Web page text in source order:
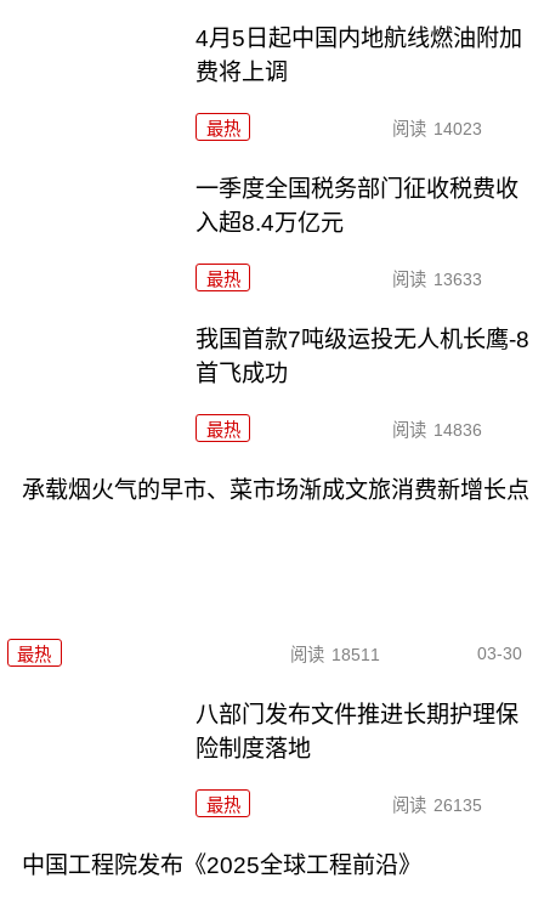
4月5日起中国内地航线燃油附加
费将上调
最热 阅读 14023
一季度全国税务部门征收税费收
入超8.4万亿元
最热 阅读 13633
我国首款7吨级运投无人机长鹰-8
首飞成功
最热 阅读 14836
承载烟火气的早市、菜市场渐成文旅消费新增长点
最热 阅读 18511 03-30
八部门发布文件推进长期护理保
险制度落地
最热 阅读 26135
中国工程院发布《2025全球工程前沿》